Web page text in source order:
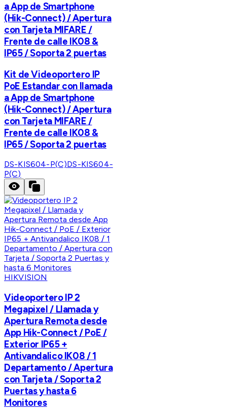
a App de Smartphone
(Hik-Connect) / Apertura
con Tarjeta MIFARE /
Frente de calle IK08 &
IP65 / Soporta 2 puertas
Kit de Videoportero IP
PoE Estandar con llamada
a App de Smartphone
(Hik-Connect) / Apertura
con Tarjeta MIFARE /
Frente de calle IK08 &
IP65 / Soporta 2 puertas
DS-KIS604-P(C)DS-KIS604-
P(C)
HIKVISION
Videoportero IP 2
Megapixel / Llamada y
Apertura Remota desde
App Hik-Connect / PoE /
Exterior IP65 +
Antivandalico IK08 / 1
Departamento / Apertura
con Tarjeta / Soporta 2
Puertas y hasta 6
Monitores